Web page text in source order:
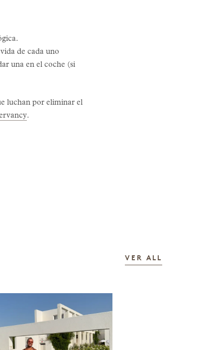
de cada uno
una en el coche (si
luchan por eliminar el
.
VER ALL